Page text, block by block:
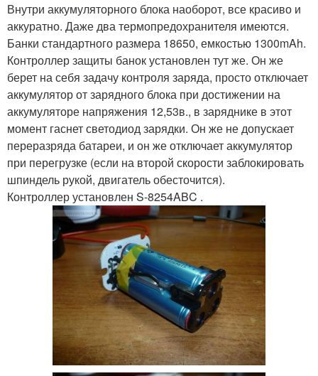
Внутри аккумуляторного блока наоборот, все красиво и
аккуратно. Даже два термопредохранителя имеются.
Банки стандартного размера 18650, емкостью 1300mAh.
Контроллер защиты банок установлен тут же. Он же
берет на себя задачу контроля заряда, просто отключает
аккумулятор от зарядного блока при достижении на
аккумуляторе напряжения 12,53в., в заряднике в этот
момент гаснет светодиод зарядки. Он же не допускает
переразряда батареи, и он же отключает аккумулятор
при перегрузке (если на второй скорости заблокировать
шпиндель рукой, двигатель обесточится).
Контроллер установлен S-8254ABC .